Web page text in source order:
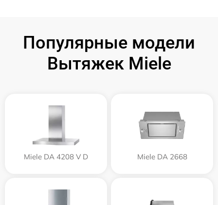
Популярные модели
Вытяжек Miele
Miele DA 4208 V D Miele DA 2668